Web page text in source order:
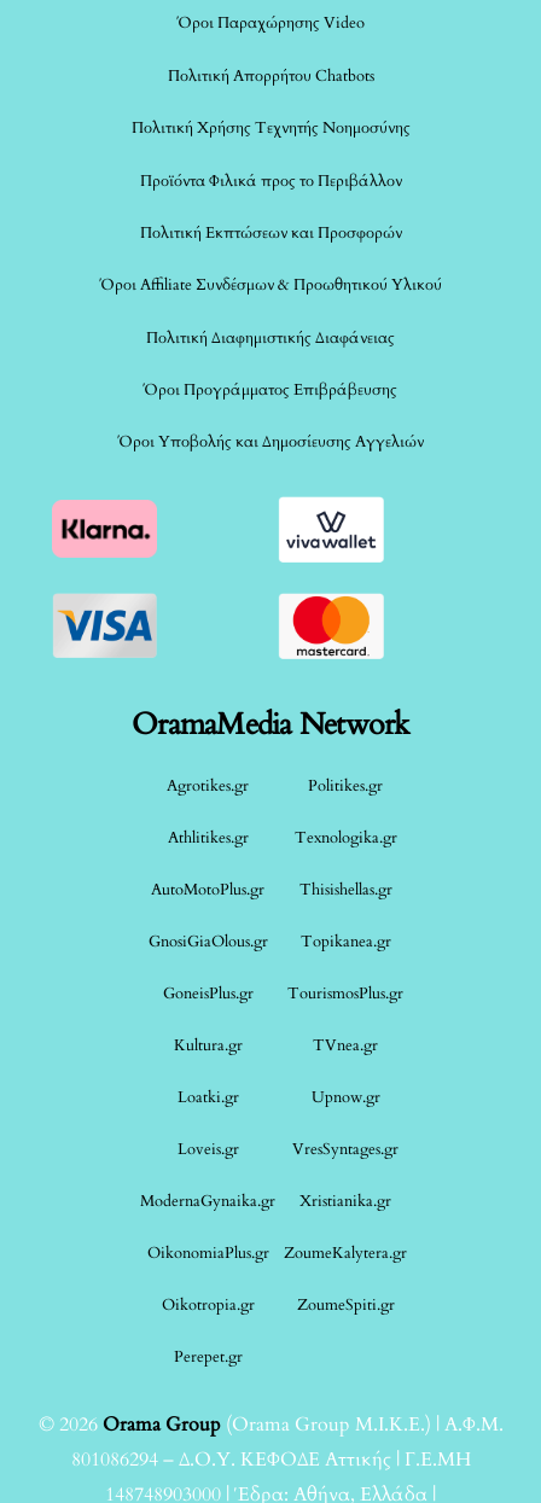
Όροι Παραχώρησης Video
Πολιτική Απορρήτου Chatbots
Πολιτική Χρήσης Τεχνητής Νοημοσύνης
Προϊόντα Φιλικά προς το Περιβάλλον
Πολιτική Εκπτώσεων και Προσφορών
Όροι Affiliate Συνδέσμων & Προωθητικού Υλικού
Πολιτική Διαφημιστικής Διαφάνειας
Όροι Προγράμματος Επιβράβευσης
Όροι Υποβολής και Δημοσίευσης Αγγελιών
OramaMedia Network
Agrotikes.gr Politikes.gr
Athlitikes.gr Texnologika.gr
AutoMotoPlus.gr Thisishellas.gr
GnosiGiaOlous.gr Topikanea.gr
GoneisPlus.gr TourismosPlus.gr
Kultura.gr TVnea.gr
Loatki.gr Upnow.gr
Loveis.gr VresSyntages.gr
ModernaGynaika.gr Xristianika.gr
OikonomiaPlus.gr ZoumeKalytera.gr
Oikotropia.gr ZoumeSpiti.gr
Perepet.gr
© 2026Orama Group(Orama Group Μ.Ι.Κ.Ε.) | Α.Φ.Μ.
801086294 – Δ.Ο.Υ. ΚΕΦΟΔΕ Αττικής | Γ.Ε.ΜΗ
148748903000 | Έδρα: Αθήνα, Ελλάδα |